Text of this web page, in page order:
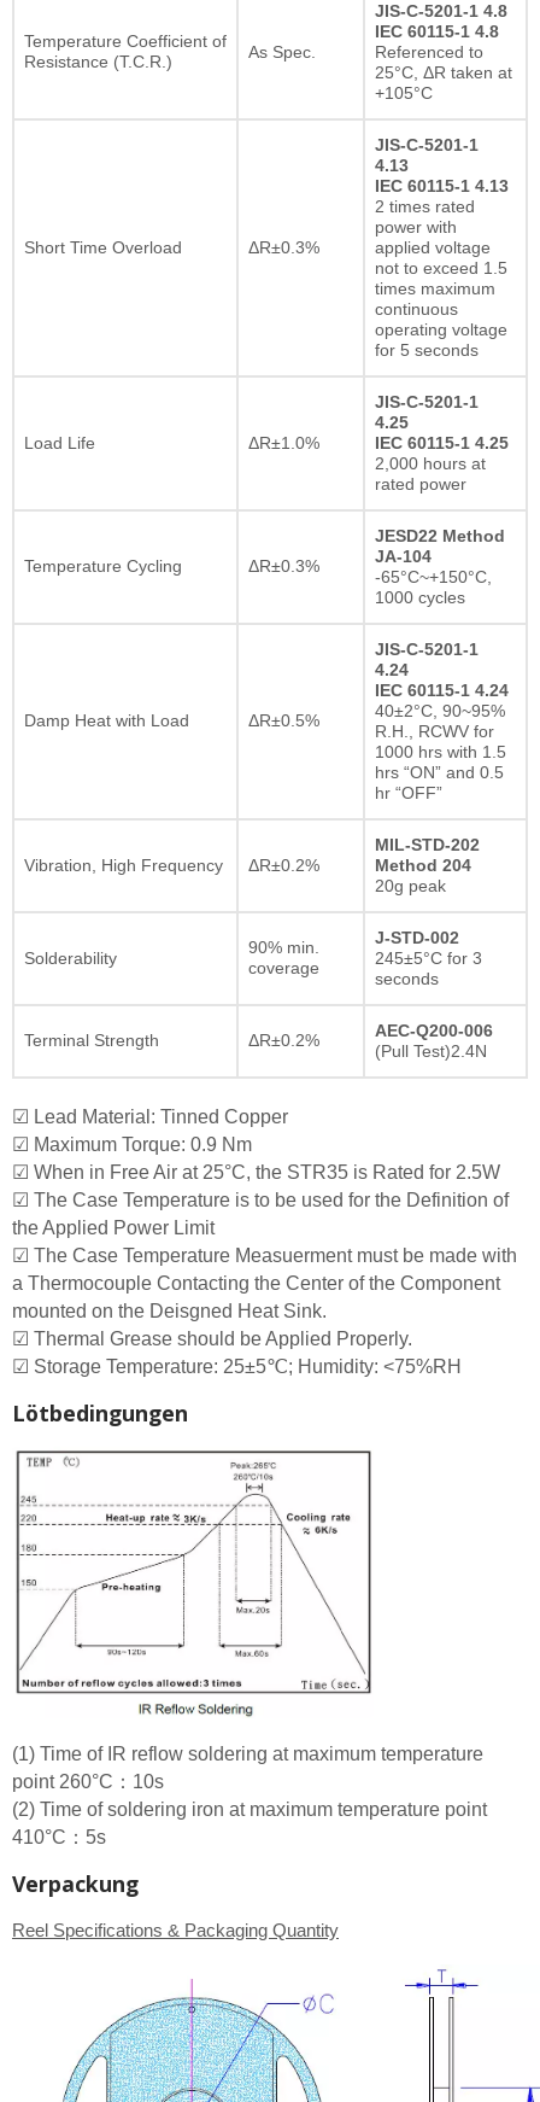
Temperature Coefficient of
Resistance (T.C.R.)
As Spec.
JIS-C-5201-1 4.8
IEC 60115-1 4.8
Referenced to
25°C, ΔR taken at
+105°C
Short Time Overload ΔR±0.3%
JIS-C-5201-1
4.13
IEC 60115-1 4.13
2 times rated
power with
applied voltage
not to exceed 1.5
times maximum
continuous
operating voltage
for 5 seconds
Load Life ΔR±1.0%
JIS-C-5201-1
4.25
IEC 60115-1 4.25
2,000 hours at
rated power
Temperature Cycling ΔR±0.3%
JESD22 Method
JA-104
-65°C~+150°C,
1000 cycles
Damp Heat with Load ΔR±0.5%
JIS-C-5201-1
4.24
IEC 60115-1 4.24
40±2°C, 90~95%
R.H., RCWV for
1000 hrs with 1.5
hrs “ON” and 0.5
hr “OFF”
Vibration, High Frequency ΔR±0.2%
MIL-STD-202
Method 204
20g peak
Solderability
90% min.
coverage
J-STD-002
245±5°C for 3
seconds
Terminal Strength ΔR±0.2%
AEC-Q200-006
(Pull Test)2.4N
☑ Lead Material: Tinned Copper
☑ Maximum Torque: 0.9 Nm
☑ When in Free Air at 25°C, the STR35 is Rated for 2.5W
☑ The Case Temperature is to be used for the Definition of
the Applied Power Limit
☑ The Case Temperature Measuerment must be made with
a Thermocouple Contacting the Center of the Component
mounted on the Deisgned Heat Sink.
☑ Thermal Grease should be Applied Properly.
☑ Storage Temperature: 25±5℃; Humidity: <75%RH
Lötbedingungen
(1) Time of IR reflow soldering at maximum temperature
point 260°C：10s
(2) Time of soldering iron at maximum temperature point
410°C：5s
Verpackung
Reel Specifications & Packaging Quantity